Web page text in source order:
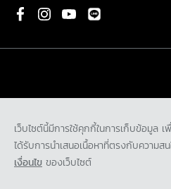
เว็บไซต์นี้มีการใช้คุกกี้ในการเก็บข้อมูล
ได้รับการนำเสนอเนื้อหาที่ตรงกับความ
เงื่อนไข ของเว็บไซต์
กิจกรรมเพื่อสังคม และ มูลนิธิ มิตซูบิ
พันธกิจ
ความเป็นมาของมิตซูบิชิ
รถต้นแบบ
ติดต่อเรา
ร่วมงานกับเรา
ข้อกำหนดและเงื่อนไข
นโยบายคุ้มครอ
นโยบายคุ้มครองข้อมูลส่วนบุคคลสำหรั
นโยบายคุ้มครองข้อมูลส่วนบุคคลสำหรับ